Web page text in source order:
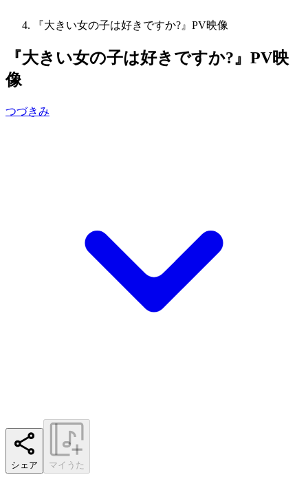
『大きい女の子は好きですか?』PV映像
『大きい女の子は好きですか?』PV映
像
つづきみ
シェア マイうた